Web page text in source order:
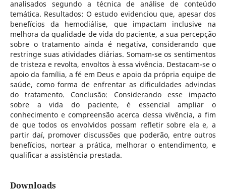
analisados segundo a técnica de análise de conteúdo
temática. Resultados: O estudo evidenciou que, apesar dos
benefícios da hemodiálise, que impactam inclusive na
melhora da qualidade de vida do paciente, a sua percepção
sobre o tratamento ainda é negativa, considerando que
restringe suas atividades diárias. Somam-se os sentimentos
de tristeza e revolta, envoltos à essa vivência. Destacam-se o
apoio da família, a fé em Deus e apoio da própria equipe de
saúde, como forma de enfrentar as dificuldades advindas
do tratamento. Conclusão: Considerando esse impacto
sobre a vida do paciente, é essencial ampliar o
conhecimento e compreensão acerca dessa vivência, a fim
de que todos os envolvidos possam refletir sobre ela e, a
partir daí, promover discussões que poderão, entre outros
benefícios, nortear a prática, melhorar o entendimento, e
qualificar a assistência prestada.
Downloads